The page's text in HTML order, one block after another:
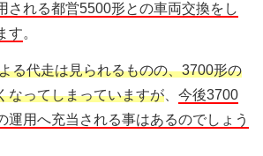
される都営5500形との車両交換をし
す。
る代走は見られるものの、3700形の
なってしまっていますが
今後3700
運用へ充当される事はあるのでしょう